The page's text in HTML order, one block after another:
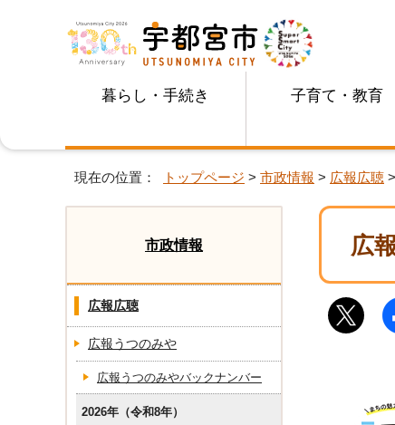
暮らし・手続き 子育て・教育
現在の位置： トップページ > 市政情報 > 広報広聴 >
広
市政情報
広報広聴
広報うつのみや
広報うつのみやバックナンバー
2026年（令和8年）